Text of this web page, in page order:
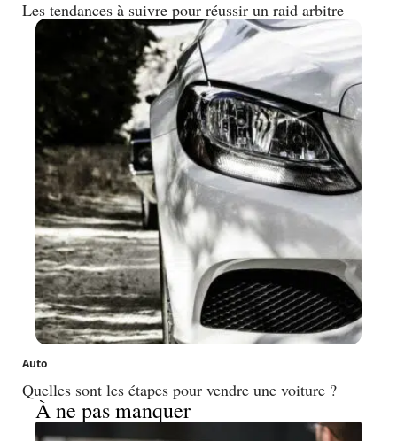
Les tendances à suivre pour réussir un raid arbitre
Auto
Quelles sont les étapes pour vendre une voiture ?
À ne pas manquer